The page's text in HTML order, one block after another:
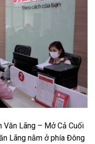
Văn Lãng – Mở Cả Cuối
Lãng nằm ở phía Đông